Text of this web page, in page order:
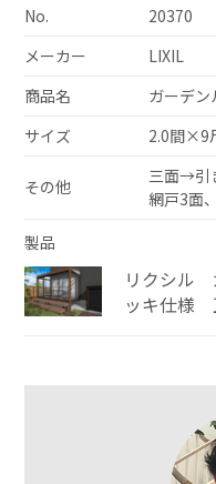
No.
20370
メーカー
LIXIL
商品名
ガーデン
サイズ
2.0間×9
その他
三面→引
網戸3面
製品
リクシル
ッキ仕様